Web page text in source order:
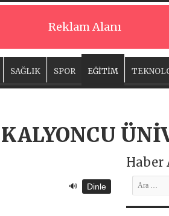
Reklam Alanı
SAĞLIK SPOR EĞİTİM
🔊 Dinle
Haber